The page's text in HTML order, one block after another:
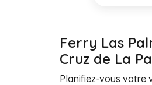
Ferry Las
Cruz de La
Planifiez-vous votre